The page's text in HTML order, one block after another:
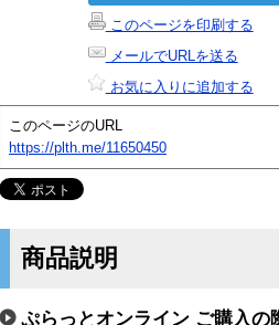
このページを印刷する
メールでURLを送る
お気に入りに追加する
このページのURL
https://plth.me/11650450
商品説明
ぷらっとオンライン ご購入の